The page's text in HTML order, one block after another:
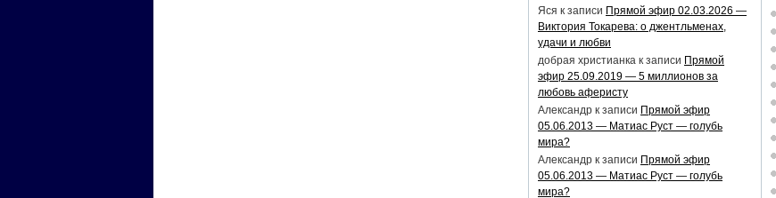
Яся к записи Прямой эфир 02.03.2026 —
Виктория Токарева: о джентльменах,
удачи и любви
добрая христианка к записи Прямой
эфир 25.09.2019 — 5 миллионов за
любовь аферисту
Александр к записи Прямой эфир
05.06.2013 — Матиас Руст — голубь
мира?
Александр к записи Прямой эфир
05.06.2013 — Матиас Руст — голубь
мира?